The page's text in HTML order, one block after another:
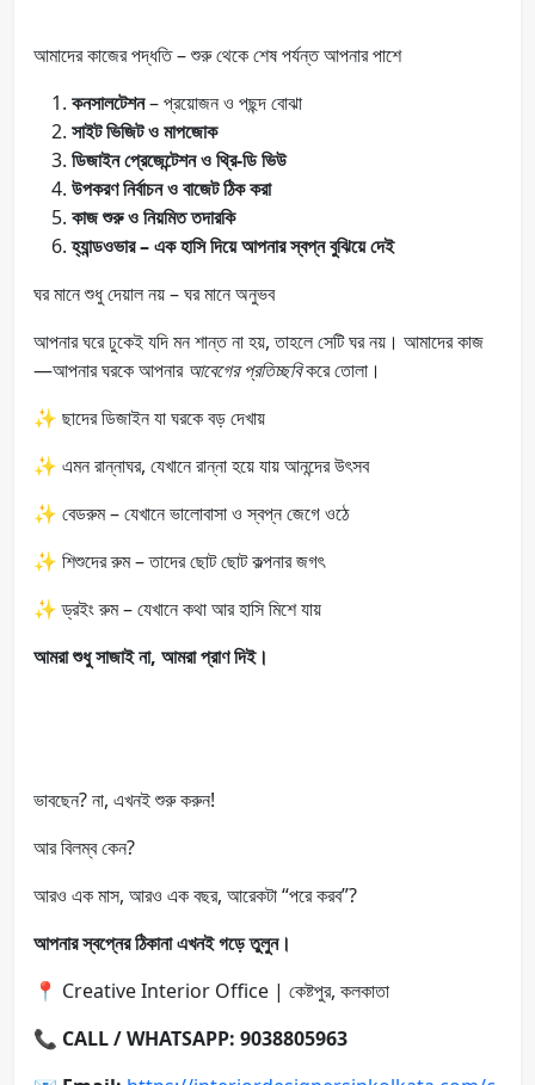
আমাদের কাজের পদ্ধতি – শুরু থেকে শেষ পর্যন্ত আপনার পাশে
কনসালটেশন– প্রয়োজন ও পছন্দ বোঝা
সাইট ভিজিট ও মাপজোক
ডিজাইন প্রেজেন্টেশন ও থ্রি-ডি ভিউ
উপকরণ নির্বাচন ও বাজেট ঠিক করা
কাজ শুরু ও নিয়মিত তদারকি
হ্যান্ডওভার – এক হাসি দিয়ে আপনার স্বপ্ন বুঝিয়ে দেই
ঘর মানে শুধু দেয়াল নয় – ঘর মানে অনুভব
আপনার ঘরে ঢুকেই যদি মন শান্ত না হয়, তাহলে সেটি ঘর নয়। আমাদের কাজ
—আপনার ঘরকে আপনার আবেগের প্রতিচ্ছবিকরে তোলা।
✨ ছাদের ডিজাইন যা ঘরকে বড় দেখায়
✨ এমন রান্নাঘর, যেখানে রান্না হয়ে যায় আনন্দের উৎসব
✨ বেডরুম – যেখানে ভালোবাসা ও স্বপ্ন জেগে ওঠে
✨ শিশুদের রুম – তাদের ছোট ছোট কল্পনার জগৎ
✨ ড্রইং রুম – যেখানে কথা আর হাসি মিশে যায়
আমরা শুধু সাজাই না, আমরা প্রাণ দিই।
ভাবছেন? না, এখনই শুরু করুন!
আর বিলম্ব কেন?
আরও এক মাস, আরও এক বছর, আরেকটা “পরে করব”?
আপনার স্বপ্নের ঠিকানা এখনই গড়ে তুলুন।
📍 Creative Interior Office | কেষ্টপুর, কলকাতা
📞 CALL / WHATSAPP: 9038805963